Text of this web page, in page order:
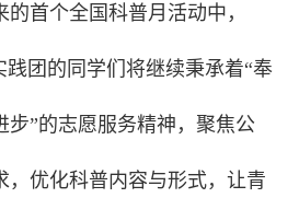
首个全国科普月活动中，
践团的同学们将继续秉承着“奉
步”的志愿服务精神，聚焦公
，优化科普内容与形式，让青